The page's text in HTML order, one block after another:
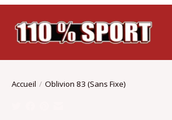
Accueil / Oblivion 83 (Sans Fixe)